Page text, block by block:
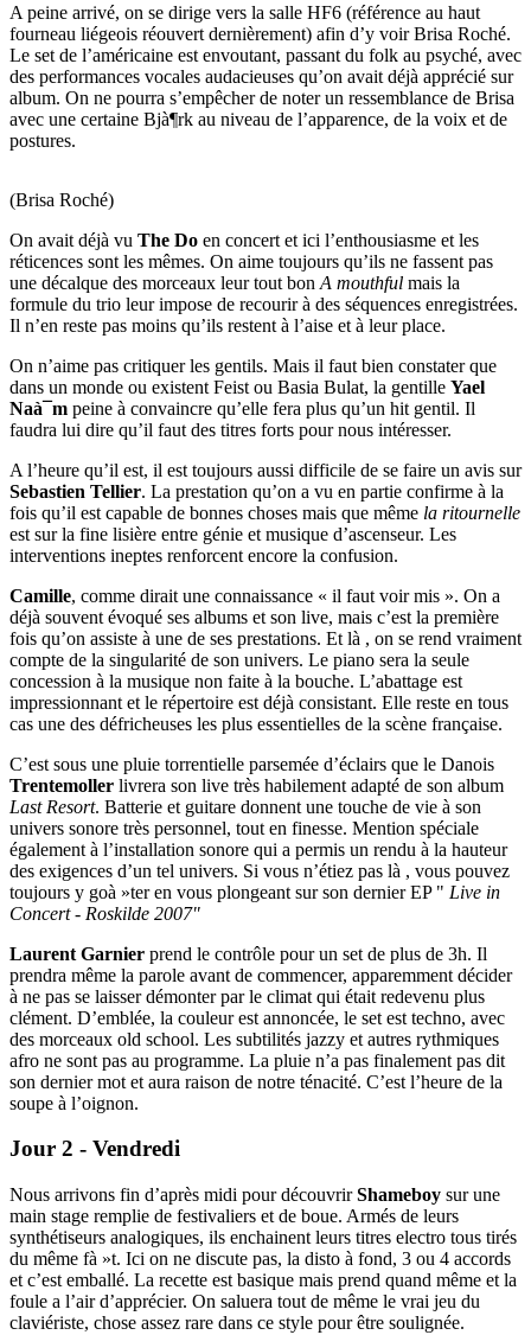
A peine arrivé, on se dirige vers la salle HF6 (référence au haut
fourneau liégeois réouvert dernièrement) afin d’y voir Brisa Roché.
Le set de l’américaine est envoutant, passant du folk au psyché, avec
des performances vocales audacieuses qu’on avait déjà apprécié sur
album. On ne pourra s’empêcher de noter un ressemblance de Brisa
avec une certaine Bjà¶rk au niveau de l’apparence, de la voix et de
postures.
(Brisa Roché)
On avait déjà vu The Do en concert et ici l’enthousiasme et les
réticences sont les mêmes. On aime toujours qu’ils ne fassent pas
une décalque des morceaux leur tout bon A mouthful mais la
formule du trio leur impose de recourir à des séquences enregistrées.
Il n’en reste pas moins qu’ils restent à l’aise et à leur place.
On n’aime pas critiquer les gentils. Mais il faut bien constater que
dans un monde ou existent Feist ou Basia Bulat, la gentille Yael
Naà¯m peine à convaincre qu’elle fera plus qu’un hit gentil. Il
faudra lui dire qu’il faut des titres forts pour nous intéresser.
A l’heure qu’il est, il est toujours aussi difficile de se faire un avis sur
Sebastien Tellier. La prestation qu’on a vu en partie confirme à la
fois qu’il est capable de bonnes choses mais que même la ritournelle
est sur la fine lisière entre génie et musique d’ascenseur. Les
interventions ineptes renforcent encore la confusion.
Camille, comme dirait une connaissance « il faut voir mis ». On a
déjà souvent évoqué ses albums et son live, mais c’est la première
fois qu’on assiste à une de ses prestations. Et là , on se rend vraiment
compte de la singularité de son univers. Le piano sera la seule
concession à la musique non faite à la bouche. L’abattage est
impressionnant et le répertoire est déjà consistant. Elle reste en tous
cas une des défricheuses les plus essentielles de la scène française.
C’est sous une pluie torrentielle parsemée d’éclairs que le Danois
Trentemoller livrera son live très habilement adapté de son album
Last Resort. Batterie et guitare donnent une touche de vie à son
univers sonore très personnel, tout en finesse. Mention spéciale
également à l’installation sonore qui a permis un rendu à la hauteur
des exigences d’un tel univers. Si vous n’étiez pas là , vous pouvez
toujours y goà »ter en vous plongeant sur son dernier EP " Live in
Concert - Roskilde 2007"
Laurent Garnier prend le contrôle pour un set de plus de 3h. Il
prendra même la parole avant de commencer, apparemment décider
à ne pas se laisser démonter par le climat qui était redevenu plus
clément. D’emblée, la couleur est annoncée, le set est techno, avec
des morceaux old school. Les subtilités jazzy et autres rythmiques
afro ne sont pas au programme. La pluie n’a pas finalement pas dit
son dernier mot et aura raison de notre ténacité. C’est l’heure de la
soupe à l’oignon.
Jour 2 - Vendredi
Nous arrivons fin d’après midi pour découvrirShameboy sur une
main stage remplie de festivaliers et de boue. Armés de leurs
synthétiseurs analogiques, ils enchainent leurs titres electro tous tirés
du même fà »t. Ici on ne discute pas, la disto à fond, 3 ou 4 accords
et c’est emballé. La recette est basique mais prend quand même et la
foule a l’air d’apprécier. On saluera tout de même le vrai jeu du
claviériste, chose assez rare dans ce style pour être soulignée.